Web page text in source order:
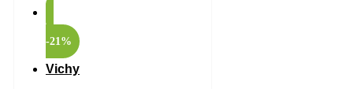
-21%
Vichy